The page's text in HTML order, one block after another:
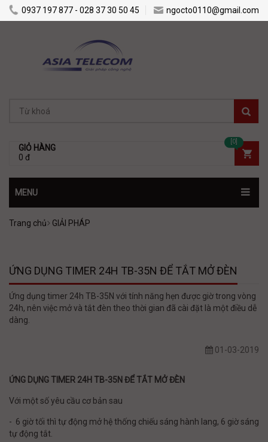
0937 197 877 - 028 37 30 50 45 ngocto0110@gmail.com
GIỎ HÀNG
0 đ
[0]
MENU
Trang chủ GIẢI PHÁP
ỨNG DỤNG TIMER 24H TB-35N ĐỂ TẮT MỞ ĐÈN
Ứng dụng timer 24h TB-35N với tính năng hẹn được giờ trong vòng
24h, nên việc mở và tắt đèn theo thời gian đã cài đặt là một điều dễ
dàng.
01-03-2019
ỨNG DỤNG TIMER 24H TB-35N ĐỂ TẮT MỞ ĐÈN
Với một số yêu cầu cơ bản sau
- 6 giờ tối thì tự động mở hệ thống chiếu sáng hành lang, 6 giờ sáng
tự động tắt.